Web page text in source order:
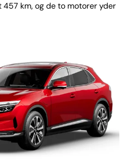
km, og de to motorer yder